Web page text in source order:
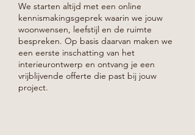
We starten altijd met een online
kennismakingsgeprek waarin we jouw
woonwensen, leefstijl en de ruimte
bespreken. Op basis daarvan maken we
een eerste inschatting van het
interieurontwerp en ontvang je een
vrijblijvende offerte die past bij jouw
project.